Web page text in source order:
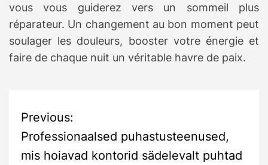
vous vous guiderez vers un sommeil plus
réparateur. Un changement au bon moment peut
soulager les douleurs, booster votre énergie et
faire de chaque nuit un véritable havre de paix.
P
o
Previous:
Professionaalsed puhastusteenused,
mis hoiavad kontorid sädelevalt puhtad